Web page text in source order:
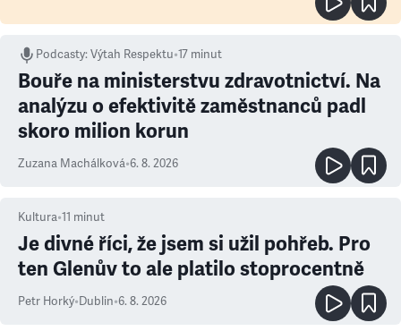
Podcasty:Výtah Respektu•17 minut
Bouře na ministerstvu zdravotnictví. Na
analýzu o efektivitě zaměstnanců padl
skoro milion korun
Zuzana Machálková•6. 8. 2026
Kultura•11 minut
Je divné říci, že jsem si užil pohřeb. Pro
ten Glenův to ale platilo stoprocentně
Petr Horký•Dublin•6. 8. 2026